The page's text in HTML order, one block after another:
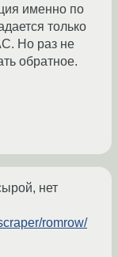
именно по
только
Но раз не
обратное.
нет
romrow/